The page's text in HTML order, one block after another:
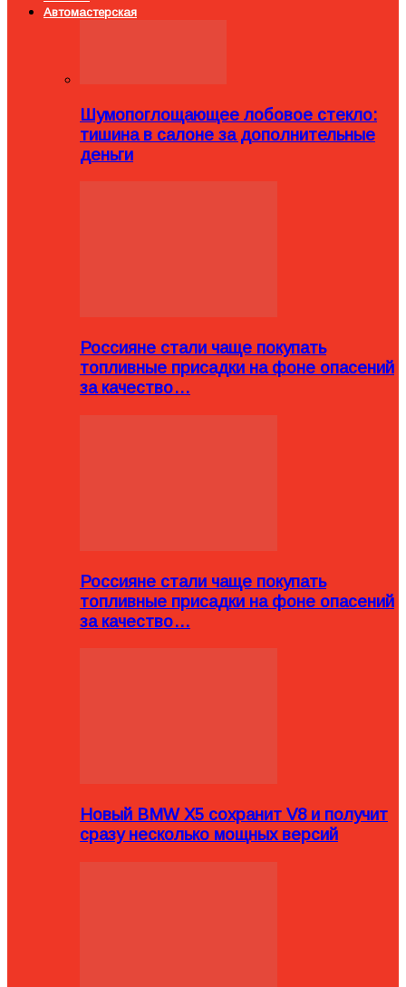
Автомастерская
Шумопоглощающее лобовое стекло:
тишина в салоне за дополнительные
деньги
Россияне стали чаще покупать
топливные присадки на фоне опасений
за качество…
Россияне стали чаще покупать
топливные присадки на фоне опасений
за качество…
Новый BMW X5 сохранит V8 и получит
сразу несколько мощных версий